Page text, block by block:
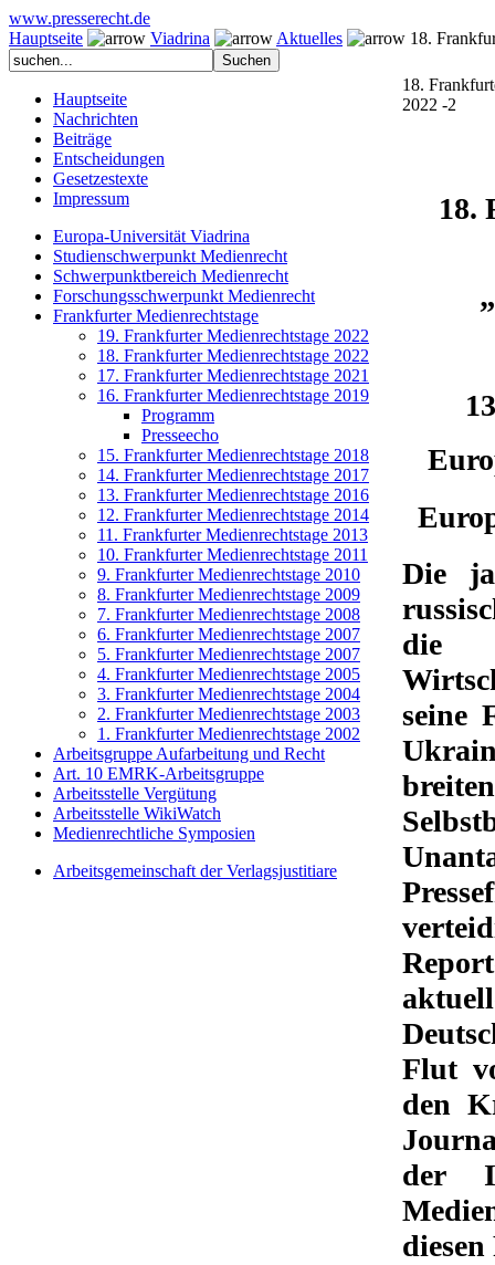
www.presserecht.de
Hauptseite
Viadrina Aktuelles 18.
Hauptseite
Nachrichten
Beiträge
Entscheidungen
Gesetzestexte
Impressum
Europa-Universität Viadrina
Studienschwerpunkt Medienrecht
Schwerpunktbereich Medienrecht
Forschungsschwerpunkt Medienrecht
Frankfurter Medienrechtstage
19. Frankfurter Medienrechtstage 2022
18. Frankfurter Medienrechtstage 2022
17. Frankfurter Medienrechtstage 2021
16. Frankfurter Medienrechtstage 2019
Programm
Presseecho
15. Frankfurter Medienrechtstage 2018
14. Frankfurter Medienrechtstage 2017
13. Frankfurter Medienrechtstage 2016
12. Frankfurter Medienrechtstage 2014
11. Frankfurter Medienrechtstage 2013
10. Frankfurter Medienrechtstage 2011
9. Frankfurter Medienrechtstage 2010
8. Frankfurter Medienrechtstage 2009
7. Frankfurter Medienrechtstage 2008
6. Frankfurter Medienrechtstage 2007
5. Frankfurter Medienrechtstage 2007
4. Frankfurter Medienrechtstage 2005
3. Frankfurter Medienrechtstage 2004
2. Frankfurter Medienrechtstage 2003
1. Frankfurter Medienrechtstage 2002
Arbeitsgruppe Aufarbeitung und Recht
Art. 10 EMRK-Arbeitsgruppe
Arbeitsstelle Vergütung
Arbeitsstelle WikiWatch
Medienrechtliche Symposien
Arbeitsgemeinschaft der Verlagsjustitiare
18.
2022 -2
18.
Die
die
seine
Flut
den
der